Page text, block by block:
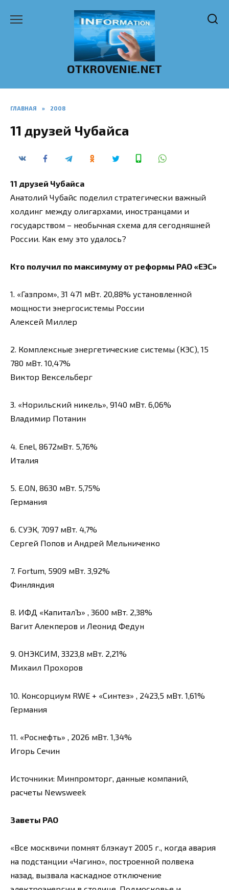
OTKROVENIE.NET
ГЛАВНАЯ » 2008
11 друзей Чубайса
11 друзей Чубайса
Анатолий Чубайс поделил стратегически важный
холдинг между олигархами, иностранцами и
государством – необычная схема для сегодняшней
России. Как ему это удалось?
Кто получил по максимуму от реформы РАО «ЕЭС»
1. «Газпром», 31 471 мВт. 20,88% установленной
мощности энергосистемы России
Алексей Миллер
2. Комплексные энергетические системы (КЭС), 15
780 мВт. 10,47%
Виктор Вексельберг
3. «Норильский никель», 9140 мВт. 6,06%
Владимир Потанин
4. Enel, 8672мВт. 5,76%
Италия
5. E.ON, 8630 мВт. 5,75%
Германия
6. СУЭК, 7097 мВт. 4,7%
Сергей Попов и Андрей Мельниченко
7. Fortum, 5909 мВт. 3,92%
Финляндия
8. ИФД «КапиталЪ» , 3600 мВт. 2,38%
Вагит Алекперов и Леонид Федун
9. ОНЭКСИМ, 3323,8 мВт. 2,21%
Михаил Прохоров
10. Консорциум RWE + «Синтез» , 2423,5 мВт. 1,61%
Германия
11. «Роснефть» , 2026 мВт. 1,34%
Игорь Сечин
Источники: Минпромторг, данные компаний,
расчеты Newsweek
Заветы РАО
«Все москвичи помнят блэкаут 2005 г., когда авария
на подстанции «Чагино», построенной полвека
назад, вызвала каскадное отключение